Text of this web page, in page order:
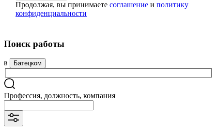
Продолжая, вы принимаете соглашение и политику
конфиденциальности
Поиск работы
в Батецком
Профессия, должность, компания